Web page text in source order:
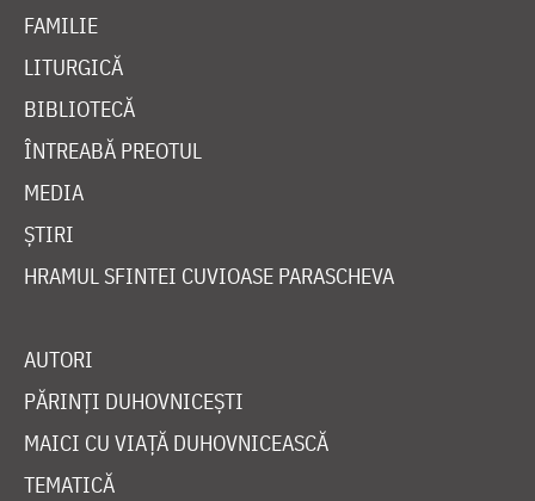
FAMILIE
LITURGICĂ
BIBLIOTECĂ
ÎNTREABĂ PREOTUL
MEDIA
ȘTIRI
HRAMUL SFINTEI CUVIOASE PARASCHEVA
AUTORI
PĂRINȚI DUHOVNICEȘTI
MAICI CU VIAȚĂ DUHOVNICEASCĂ
TEMATICĂ